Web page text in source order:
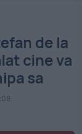
de la
cine va
sa